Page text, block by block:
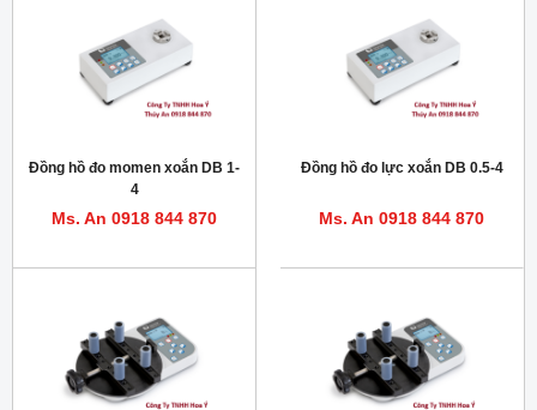
Đồng hồ đo momen xoắn DB 1-
4
Ms. An 0918 844 870
Đồng hồ đo lực xoắn DB 0.5-4
Ms. An 0918 844 870